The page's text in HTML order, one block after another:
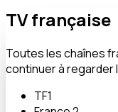
TV française
Toutes les chaînes
continuer à regarder
TF1